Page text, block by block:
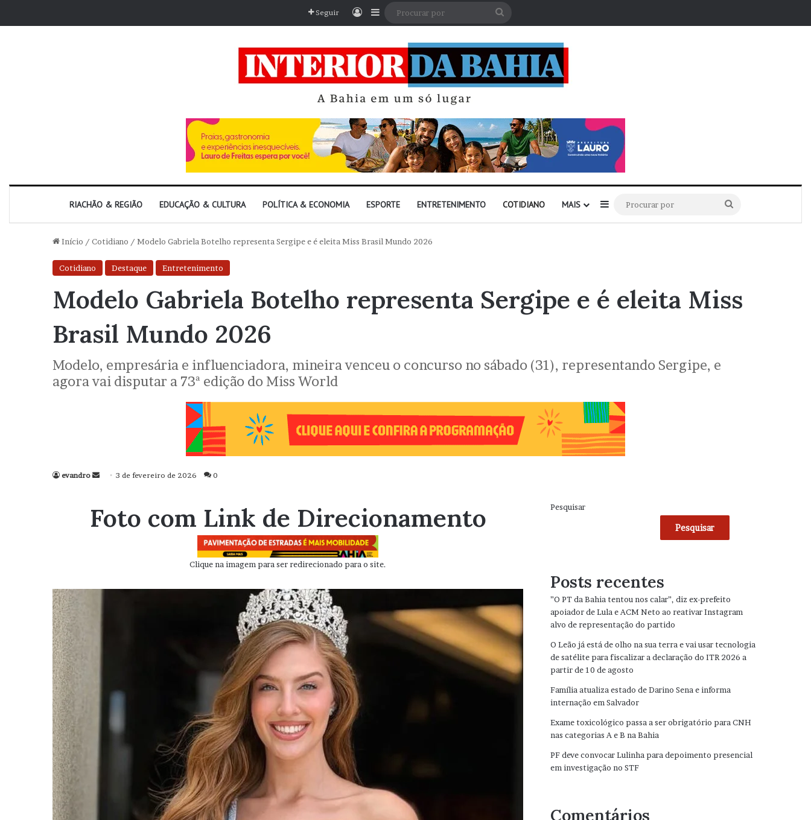
Seguir EntrarBarra Lateral
RIACHÃO & REGIÃO EDUCAÇÃO & CULTURA POLÍTICA & ECONOMIA ESPORTE ENTRETENIMENTO COTIDIANO MAIS Barra Lateral
por
Início / Cotidiano / Modelo Gabriela Botelho representa Sergipe e é eleita Miss Brasil Mundo 2026
Cotidiano Destaque Entretenimento
Modelo Gabriela Botelho representa Sergipe e é eleita Miss
Brasil Mundo 2026
Modelo, empresária e influenciadora, mineira venceu o concurso no sábado (31), representando Sergipe, e
agora vai disputar a 73ª edição do Miss World
evandro
Mande
mail
3 de fevereiro de 2026 0
Foto com Link de Direcionamento
Clique na imagem para ser redirecionado para o site.
Pesquisar
Pesquisar
Posts recentes
”O PT da Bahia tentou nos calar”, diz ex-prefeito
apoiador de Lula e ACM Neto ao reativar Instagram
alvo de representação do partido
O Leão já está de olho na sua terra e vai usar tecnologia
de satélite para fiscalizar a declaração do ITR 2026 a
partir de 10 de agosto
Família atualiza estado de Darino Sena e informa
internação em Salvador
Exame toxicológico passa a ser obrigatório para CNH
nas categorias A e B na Bahia
PF deve convocar Lulinha para depoimento presencial
em investigação no STF
Comentários